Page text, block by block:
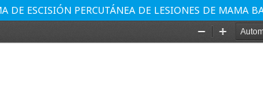
DE ESCISIÓN PERCUTÁNEA DE LESIONES DE MAMA